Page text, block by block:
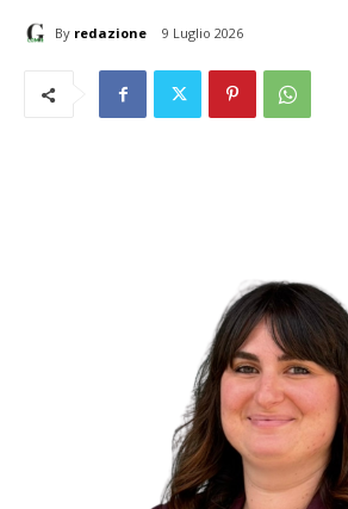
By redazione 9 Luglio 2026